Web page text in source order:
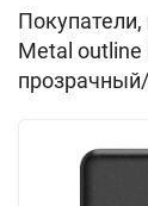
Цвет:
Metal outline